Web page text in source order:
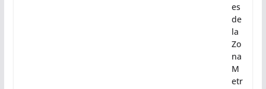
es
de
la
Zo
na
M
etr